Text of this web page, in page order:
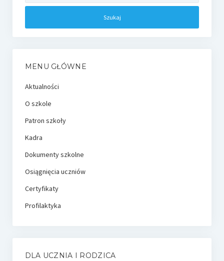
MENU GŁÓWNE
Aktualności
O szkole
Patron szkoły
Kadra
Dokumenty szkolne
Osiągnięcia uczniów
Certyfikaty
Profilaktyka
DLA UCZNIA I RODZICA